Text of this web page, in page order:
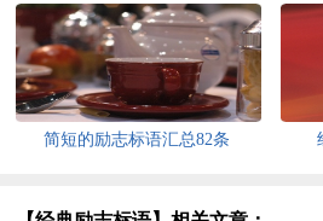
简短的励志标语汇总82条